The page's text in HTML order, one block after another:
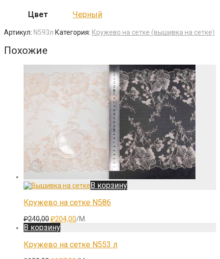
Цвет Черный
Артикул: N593л Категория: Кружево на сетке (вышивка на сетке)
Похожие
В корзину
Кружево на сетке N586
₽240,00Первоначальная
цена
составляла
₽240,00.
₽204,00Текущая
/М.
В корзину
Кружево на сетке N553 л